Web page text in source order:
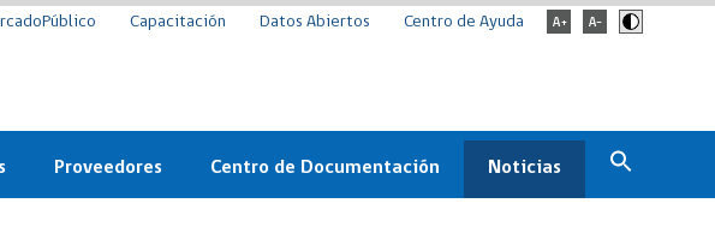
Capacitación Datos Abiertos Centro de Ayuda
Proveedores Centro de Documentación Noticias